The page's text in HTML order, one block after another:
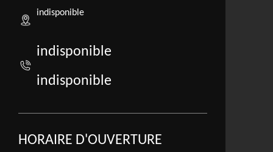
indisponible
indisponible
indisponible
HORAIRE D'OUVERTURE